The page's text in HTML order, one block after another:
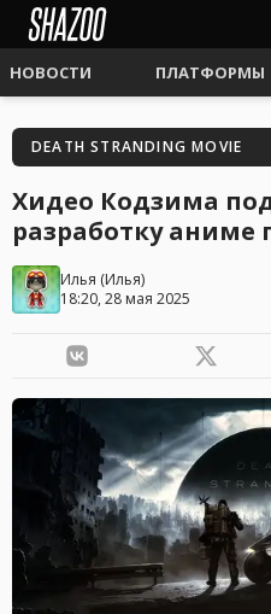
НОВОСТИ ПЛАТФОРМЫ
DEATH STRANDING MOVIE
Хидео Кодзима
разработку аниме
Илья (Илья)
18:20, 28 мая 2025